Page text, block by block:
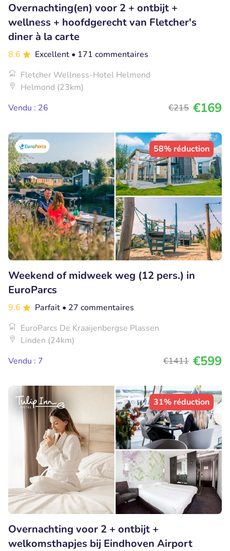
Overnachting(en) voor 2 + ontbijt +
wellness + hoofdgerecht van Fletcher's
diner à la carte
8.6 Excellent • 171 commentaires
Fletcher Wellness-Hotel Helmond
Helmond (23km)
Vendu : 26
€215 €169
58% réduction
Weekend of midweek weg (12 pers.) in
EuroParcs
9.6 Parfait • 27 commentaires
EuroParcs De Kraaijenbergse Plassen
Linden (24km)
Vendu : 7
€1411 €599
31% réduction
Overnachting voor 2 + ontbijt +
welkomsthapjes bij Eindhoven Airport